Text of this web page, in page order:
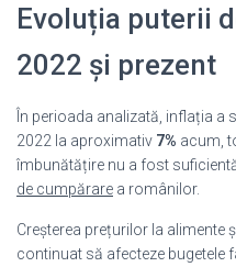
Evoluția puterii
2022 și prezent
În perioada analizată, inflația a
2022 la aproximativ 7% acum,
îmbunătățire nu a fost
de cumpărare a românilor.
Creșterea prețurilor la alimente
continuat să afecteze bugetele